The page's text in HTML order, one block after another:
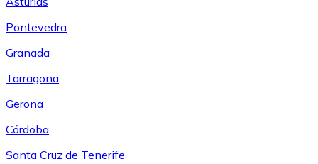
Pontevedra
Granada
Tarragona
Gerona
Córdoba
Santa Cruz de Tenerife